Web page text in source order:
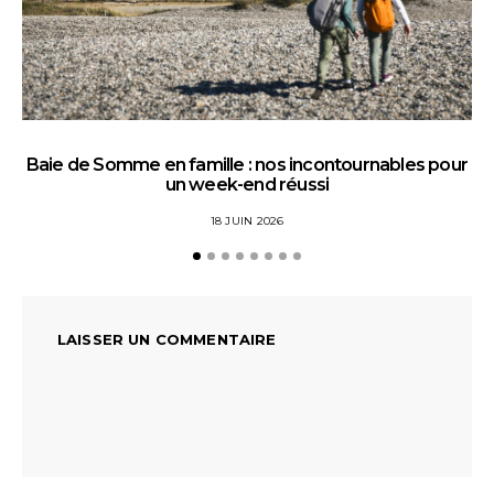
Baie de Somme en famille : nos incontournables pour
un week-end réussi
18 JUIN 2026
LAISSER UN COMMENTAIRE